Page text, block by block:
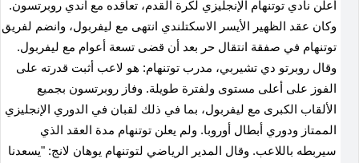
أعلن نادي توتنهام الإنجليزي لكرة القدم، تعاقده مع أندي روبرتسون.
وكان عقد الظهير الأيسر الاسكتلندي انتهى مع ليفربول، وانضم لفريق
توتنهام في صفقة انتقال حر بعد أن قضى تسعة أعوام مع ليفربول.
وقال روبرتو دي تشيربي، مدرب توتنهام: هو لاعب أثبت قدرته على
الفوز على أعلى مستوى ولفترة طويلة. وفاز روبرتسون بجميع
الألقاب الكبرى مع ليفربول، بما في ذلك لقبان في الدوري الإنجليزي
الممتاز ودوري أبطال أوروبا. ولم يعلن توتنهام مدة العقد الذي
سيربطه باللاعب. وقال المدير الرياضي لتوتنهام يوهان لانج: "يسعدنا